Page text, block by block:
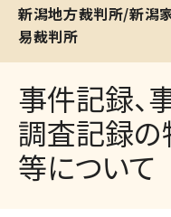
索
新潟地方裁判所/新潟
易裁判所
事件記録、
調査記録
等について